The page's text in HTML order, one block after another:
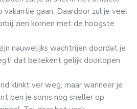
vakantie gaan. Daardoor zul je veel
zien komen met de hoogste
nauwelijks wachtrijen doordat je
dat betekent gelijk doorlopen
klinkt ver weg, maar wanneer je
ben je soms nog sneller op